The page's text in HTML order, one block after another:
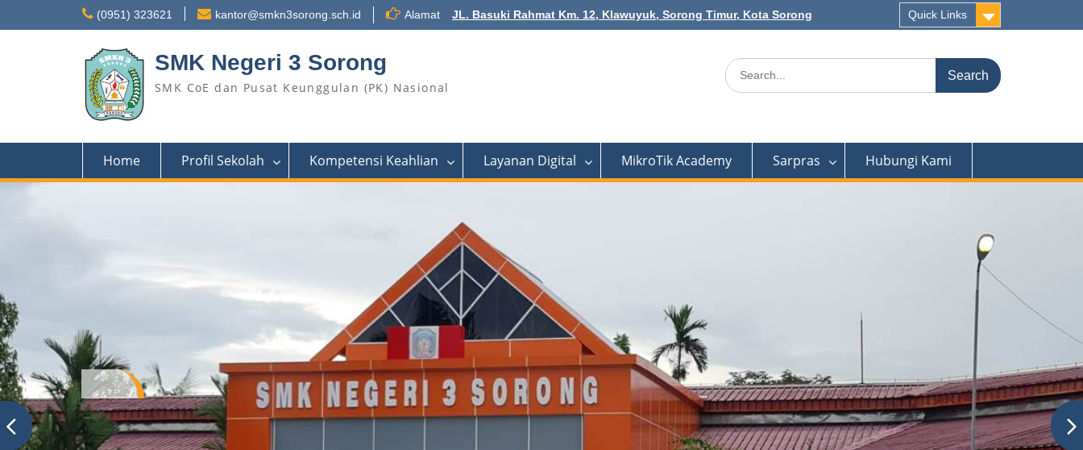
(0951) 323621 kantor@smkn3sorong.sch.id Alamat JL. Basuki Rahmat Km. 12, Klawuyuk, Sorong Timur, Kota Sorong Quick Links
SMK Negeri 3 Sorong
SMK CoE dan Pusat Keunggulan (PK) Nasional
Search
for:
Home Profil Sekolah Kompetensi Keahlian Layanan Digital MikroTik Academy Sarpras Hubungi Kami